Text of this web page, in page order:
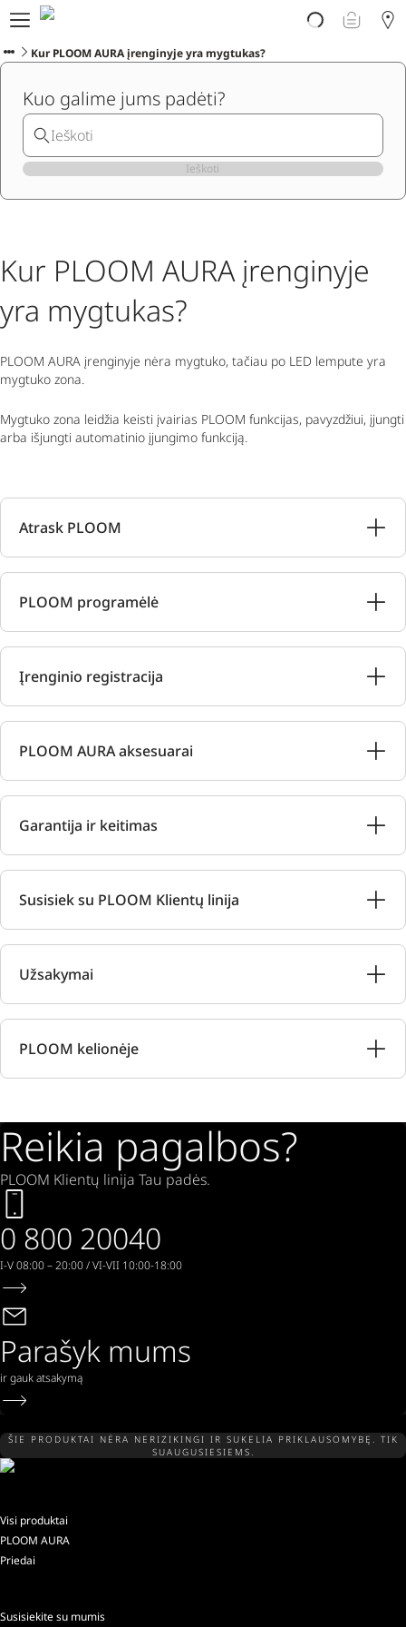
Atrask PLOOM
E. parduotuvė
Pradėti
Pagalba
Naujienos
Programėlė
Kur PLOOM AURA įrenginyje yra mygtukas?
Kuo galime jums padėti?
Ieškoti
Kur PLOOM AURA įrenginyje
yra mygtukas?
PLOOM AURA įrenginyje nėra mygtuko, tačiau po LED lempute yra
mygtuko zona.
Mygtuko zona leidžia keisti įvairias PLOOM funkcijas, pavyzdžiui, įjungti
arba išjungti automatinio įjungimo funkciją.
Atrask PLOOM
PLOOM programėlė
Įrenginio registracija
PLOOM AURA aksesuarai
Garantija ir keitimas
Susisiek su PLOOM Klientų linija
Užsakymai
PLOOM kelionėje
Reikia pagalbos?
PLOOM Klientų linija Tau padės.
0 800 20040
I-V 08:00 – 20:00 / VI-VII 10:00-18:00
Parašyk mums
ir gauk atsakymą
ŠIE PRODUKTAI NĖRA NERIZIKINGI IR SUKELIA PRIKLAUSOMYBĘ. TIK
SUAUGUSIESIEMS.
Visi produktai
PLOOM AURA
Priedai
Susisiekite su mumis